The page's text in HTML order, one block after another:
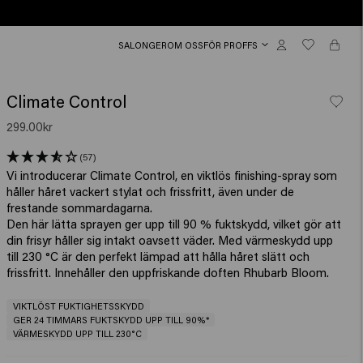
SALONGEROM OSSFÖR PROFFS
Climate Control
299.00kr
(57)
Vi introducerar Climate Control, en viktlös finishing-spray som
håller håret vackert stylat och frissfritt, även under de
frestande sommardagarna.
Den här lätta sprayen ger upp till 90 % fuktskydd, vilket gör att
din frisyr håller sig intakt oavsett väder. Med värmeskydd upp
till 230 °C är den perfekt lämpad att hålla håret slätt och
frissfritt. Innehåller den uppfriskande doften Rhubarb Bloom.
VIKTLÖST FUKTIGHETSSKYDD
GER 24 TIMMARS FUKTSKYDD UPP TILL 90%*
VÄRMESKYDD UPP TILL 230°C